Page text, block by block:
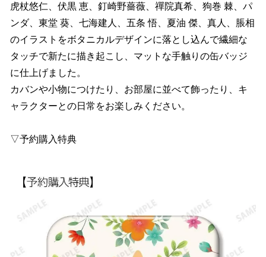
虎杖悠仁、伏黒 恵、釘崎野薔薇、禪院真希、狗巻 棘、パ
ンダ、東堂 葵、七海建人、五条 悟、夏油 傑、真人、脹相
のイラストをボタニカルデザインに落とし込んで繊細な
タッチで新たに描き起こし、マットな手触りの缶バッジ
に仕上げました。
カバンや小物につけたり、お部屋に並べて飾ったり、キ
ャラクターとの日常をお楽しみください。
▽予約購入特典